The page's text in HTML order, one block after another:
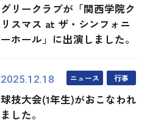
グリークラブが「関西学院ク
リスマス at ザ・シンフォニ
ーホール」に出演しました。
2025.12.18 ニュース 行事
球技大会(1年生)がおこなわれ
ました。